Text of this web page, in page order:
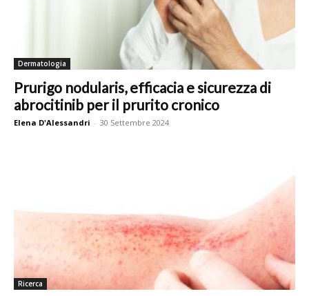
Dermatologia
Prurigo nodularis, efficacia e sicurezza di
abrocitinib per il prurito cronico
Elena D'Alessandri - 30 Settembre 2024
Ricerca